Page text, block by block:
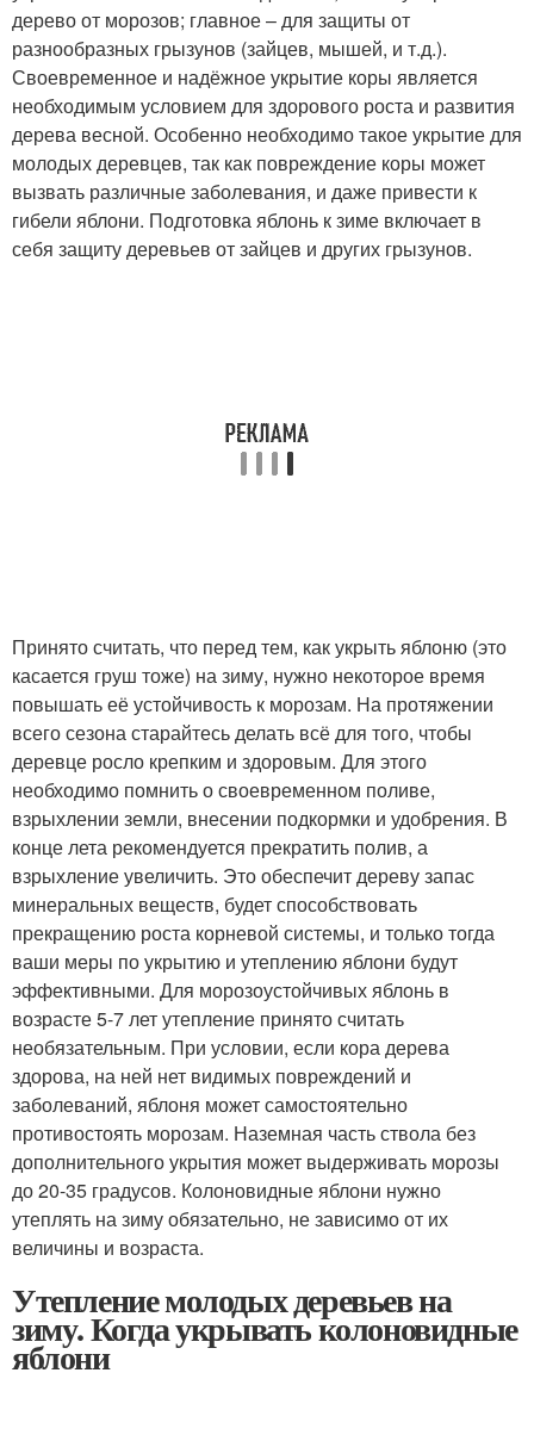
дерево от морозов; главное – для защиты от
разнообразных грызунов (зайцев, мышей, и т.д.).
Своевременное и надёжное укрытие коры является
необходимым условием для здорового роста и развития
дерева весной. Особенно необходимо такое укрытие для
молодых деревцев, так как повреждение коры может
вызвать различные заболевания, и даже привести к
гибели яблони. Подготовка яблонь к зиме включает в
себя защиту деревьев от зайцев и других грызунов.
Принято считать, что перед тем, как укрыть яблоню (это
касается груш тоже) на зиму, нужно некоторое время
повышать её устойчивость к морозам. На протяжении
всего сезона старайтесь делать всё для того, чтобы
деревце росло крепким и здоровым. Для этого
необходимо помнить о своевременном поливе,
взрыхлении земли, внесении подкормки и удобрения. В
конце лета рекомендуется прекратить полив, а
взрыхление увеличить. Это обеспечит дереву запас
минеральных веществ, будет способствовать
прекращению роста корневой системы, и только тогда
ваши меры по укрытию и утеплению яблони будут
эффективными. Для морозоустойчивых яблонь в
возрасте 5-7 лет утепление принято считать
необязательным. При условии, если кора дерева
здорова, на ней нет видимых повреждений и
заболеваний, яблоня может самостоятельно
противостоять морозам. Наземная часть ствола без
дополнительного укрытия может выдерживать морозы
до 20-35 градусов. Колоновидные яблони нужно
утеплять на зиму обязательно, не зависимо от их
величины и возраста.
Утепление молодых деревьев на
зиму. Когда укрывать колоновидные
яблони